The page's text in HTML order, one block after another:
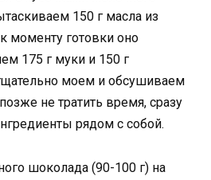
150 г масла из
моменту готовки оно
175 г муки и 150 г
моем и обсушиваем
не тратить время, сразу
рядом с собой.
шоколада (90-100 г) на